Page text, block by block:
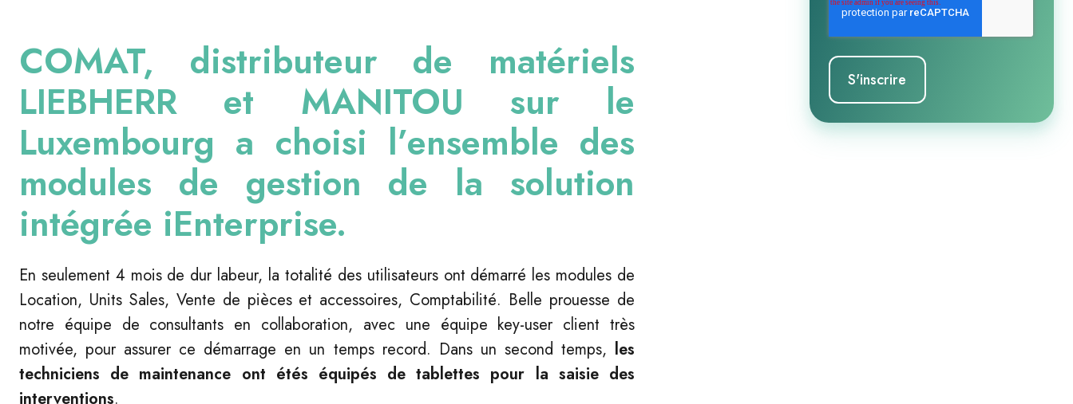
COMAT, distributeur de matériels
LIEBHERR et MANITOU sur le
Luxembourg a choisi l’ensemble des
modules de gestion de la solution
intégrée iEnterprise.
En seulement 4 mois de dur labeur, la totalité des utilisateurs ont démarré les modules de
Location, Units Sales, Vente de pièces et accessoires, Comptabilité. Belle prouesse de
notre équipe de consultants en collaboration, avec une équipe key-user client très
motivée, pour assurer ce démarrage en un temps record. Dans un second temps, les
techniciens de maintenance ont étés équipés de tablettes pour la saisie des
interventions.